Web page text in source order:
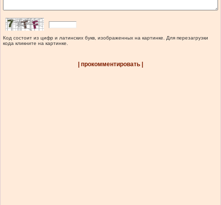
Код состоит из цифр и латинских букв, изображенных на картинке. Для перезагрузки
кода кликните на картинке.
| прокомментировать |